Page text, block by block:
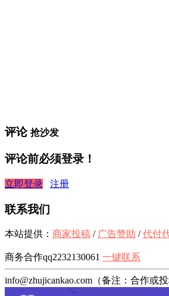
评论 抢沙发
评论前必须登录！
立即登录 注册
联系我们
本站提供： 商家投稿 / 广告赞助 /代付
商务合作qq2232130061 一键联系
info@zhujicankao.com（备注：合作或投